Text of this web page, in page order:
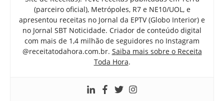
(parceiro oficial), Metrópoles, R7 e NE10/UOL, e
apresentou receitas no Jornal da EPTV (Globo Interior) e
no Jornal SBT Noticidade. Criador de conteúdo digital
com mais de 1,4 milhão de seguidores no Instagram
@receitatodahora.com.br. Saiba mais sobre o Receita
Toda Hora.